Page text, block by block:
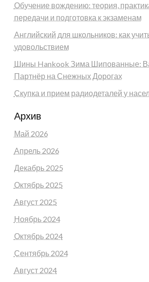
Обучение вождению: теория,
передачи и подготовка к экзаменам
Английский для школьников: как
удовольствием
Шины Hankook Зима Шипованные:
Партнёр на Снежных Дорогах
Скупка и прием радиодеталей у
Архив
Май 2026
Апрель 2026
Декабрь 2025
Октябрь 2025
Август 2025
Ноябрь 2024
Октябрь 2024
Сентябрь 2024
Август 2024